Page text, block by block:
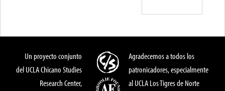
Un proyecto conjunto
del UCLA Chicano Studies
Research Center,
Agradecemos a todos los
patronicadores, especialmente
al UCLA Los Tigres de Norte